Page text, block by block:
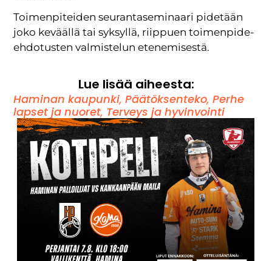
Toimenpiteiden seurantaseminaari pidetään
joko keväällä tai syksyllä, riippuen toimenpide-
ehdotusten valmistelun etenemisestä.
Lue lisää aiheesta:
Haminan kaupunki,Päätöksenteko,Perhe
lapset ja nuoret, Terveys ja hyvinvointi